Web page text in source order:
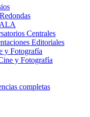
Centrales
Editoriales
y Fotografía
y Fotografía
completas